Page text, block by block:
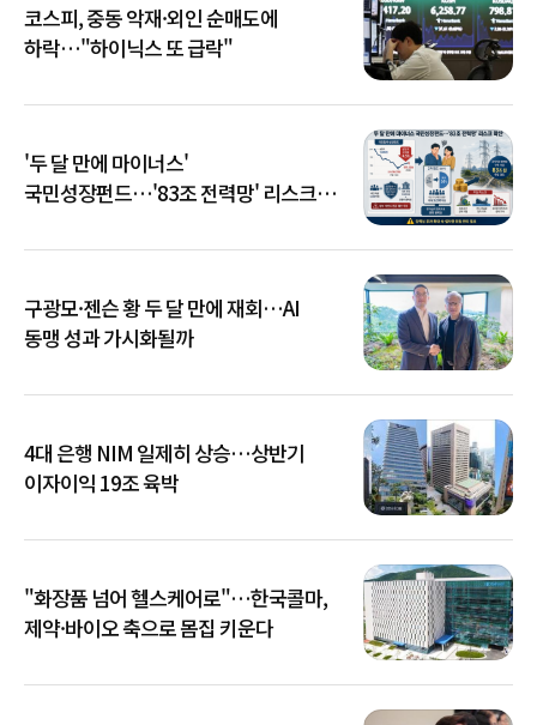
코스피, 중동 악재·외인 순매도에
하락…"하이닉스 또 급락"
'두 달 만에 마이너스'
국민성장펀드…'83조 전력망' 리스크
구광모·젠슨 황 두 달 만에 재회…AI
동맹 성과 가시화될까
4대 은행 NIM 일제히 상승…상반기
이자이익 19조 육박
"화장품 넘어 헬스케어로"…한국콜마,
제약·바이오 축으로 몸집 키운다